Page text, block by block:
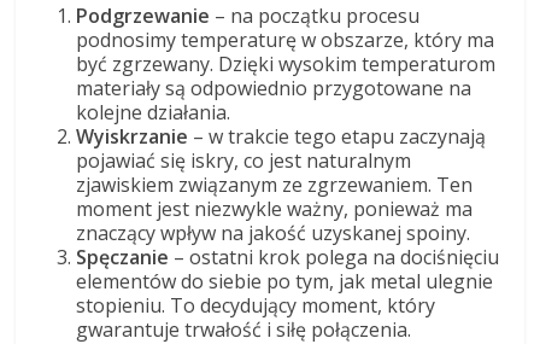
Podgrzewanie – na początku procesu
podnosimy temperaturę w obszarze, który ma
być zgrzewany. Dzięki wysokim temperaturom
materiały są odpowiednio przygotowane na
kolejne działania.
Wyiskrzanie – w trakcie tego etapu zaczynają
pojawiać się iskry, co jest naturalnym
zjawiskiem związanym ze zgrzewaniem. Ten
moment jest niezwykle ważny, ponieważ ma
znaczący wpływ na jakość uzyskanej spoiny.
Spęczanie – ostatni krok polega na dociśnięciu
elementów do siebie po tym, jak metal ulegnie
stopieniu. To decydujący moment, który
gwarantuje trwałość i siłę połączenia.